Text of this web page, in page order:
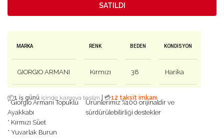
SATILDI
MARKA
GIORGIO ARMANI
RENK
Kırmızı
BEDEN
38
KONDISYON
Harika
📦1 iş günü içinde kargoya teslim 💳12 taksit imkanı
* Giorgio Armani Topuklu
Ayakkabı
* Kırmızı Süet
* Yuvarlak Burun
Ürünlerimiz %100 orijinaldir ve
sürdürülebilirliği destekler